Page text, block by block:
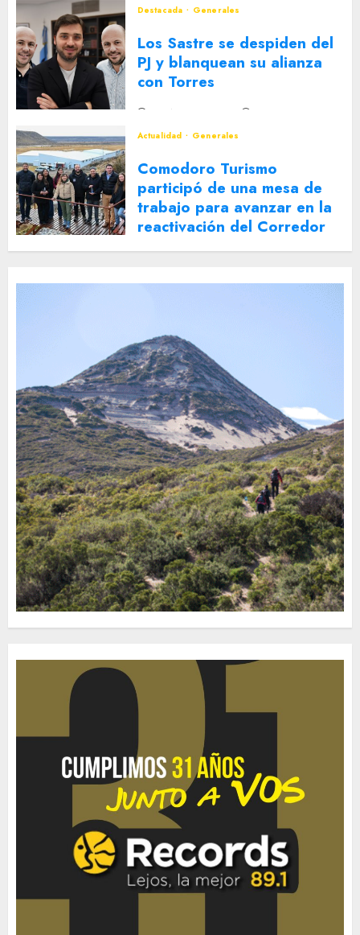
Destacada Generales
Los Sastre se despiden del
PJ y blanquean su alianza
con Torres
2 DE AGOSTO DE 2026
Actualidad
Generales
Comodoro Turismo
participó de una mesa de
trabajo para avanzar en la
reactivación del Corredor
Turístico Integrado